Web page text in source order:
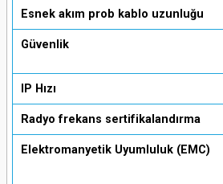
Esnek akım prob kablo uzunluğu
Güvenlik
IP Hızı
Radyo frekans sertifikalandırma
Elektromanyetik Uyumluluk (EMC)